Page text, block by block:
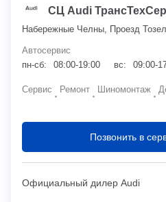
СЦ Audi
Набережные Челны, Проезд
Автосервис
пн-сб:
08:00-19:00 вс: 09:00-
Сервис Ремонт Шиномонтаж
Позвонить в
Официальный дилер Audi